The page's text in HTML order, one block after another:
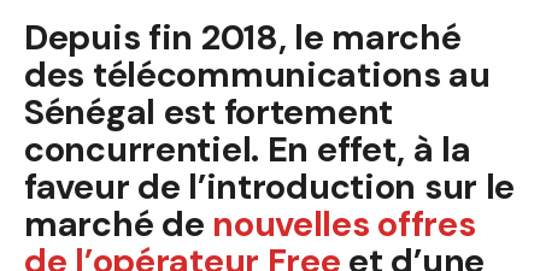
Depuis fin 2018, le marché
des télécommunications au
Sénégal est fortement
concurrentiel. En effet, à la
faveur de l’introduction sur le
marché de nouvelles offres
de l’opérateur Free et d’une